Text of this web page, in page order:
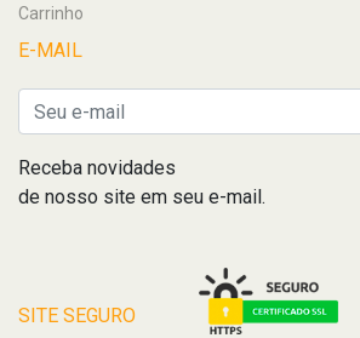
Carrinho
E-MAIL
Receba novidades
de nosso site em seu e-mail.
SITE SEGURO